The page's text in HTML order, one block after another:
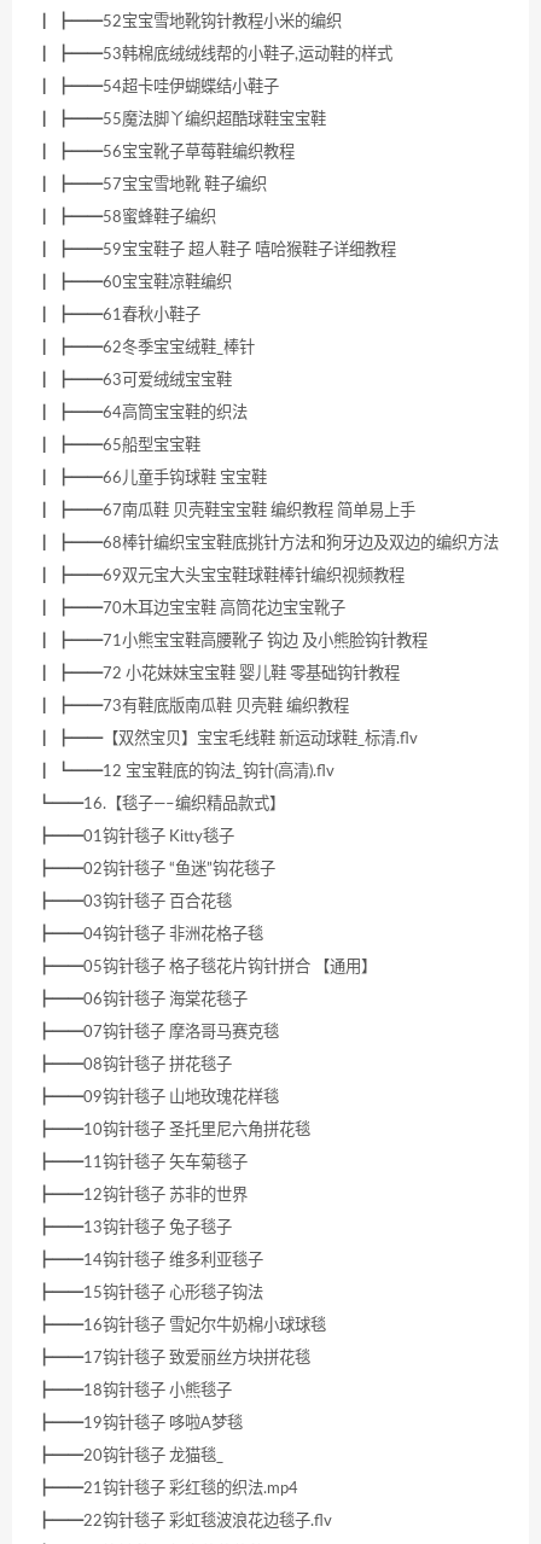
┃ ┣━━52宝宝雪地靴钩针教程小米的编织
┃ ┣━━53韩棉底绒绒线帮的小鞋子,运动鞋的样式
┃ ┣━━54超卡哇伊蝴蝶结小鞋子
┃ ┣━━55魔法脚丫编织超酷球鞋宝宝鞋
┃ ┣━━56宝宝靴子草莓鞋编织教程
┃ ┣━━57宝宝雪地靴 鞋子编织
┃ ┣━━58蜜蜂鞋子编织
┃ ┣━━59宝宝鞋子 超人鞋子 嘻哈猴鞋子详细教程
┃ ┣━━60宝宝鞋凉鞋编织
┃ ┣━━61春秋小鞋子
┃ ┣━━62冬季宝宝绒鞋_棒针
┃ ┣━━63可爱绒绒宝宝鞋
┃ ┣━━64高筒宝宝鞋的织法
┃ ┣━━65船型宝宝鞋
┃ ┣━━66儿童手钩球鞋 宝宝鞋
┃ ┣━━67南瓜鞋 贝壳鞋宝宝鞋 编织教程 简单易上手
┃ ┣━━68棒针编织宝宝鞋底挑针方法和狗牙边及双边的编织方法
┃ ┣━━69双元宝大头宝宝鞋球鞋棒针编织视频教程
┃ ┣━━70木耳边宝宝鞋 高筒花边宝宝靴子
┃ ┣━━71小熊宝宝鞋高腰靴子 钩边 及小熊脸钩针教程
┃ ┣━━72 小花妹妹宝宝鞋 婴儿鞋 零基础钩针教程
┃ ┣━━73有鞋底版南瓜鞋 贝壳鞋 编织教程
┃ ┣━━【双然宝贝】宝宝毛线鞋 新运动球鞋_标清.flv
┃ ┗━━12 宝宝鞋底的钩法_钩针(高清).flv
┗━━16.【毯子—–编织精品款式】
┣━━01钩针毯子 Kitty毯子
┣━━02钩针毯子 “鱼迷”钩花毯子
┣━━03钩针毯子 百合花毯
┣━━04钩针毯子 非洲花格子毯
┣━━05钩针毯子 格子毯花片钩针拼合 【通用】
┣━━06钩针毯子 海棠花毯子
┣━━07钩针毯子 摩洛哥马赛克毯
┣━━08钩针毯子 拼花毯子
┣━━09钩针毯子 山地玫瑰花样毯
┣━━10钩针毯子 圣托里尼六角拼花毯
┣━━11钩针毯子 矢车菊毯子
┣━━12钩针毯子 苏非的世界
┣━━13钩针毯子 兔子毯子
┣━━14钩针毯子 维多利亚毯子
┣━━15钩针毯子 心形毯子钩法
┣━━16钩针毯子 雪妃尔牛奶棉小球球毯
┣━━17钩针毯子 致爱丽丝方块拼花毯
┣━━18钩针毯子 小熊毯子
┣━━19钩针毯子 哆啦A梦毯
┣━━20钩针毯子 龙猫毯_
┣━━21钩针毯子 彩红毯的织法.mp4
┣━━22钩针毯子 彩虹毯波浪花边毯子.flv